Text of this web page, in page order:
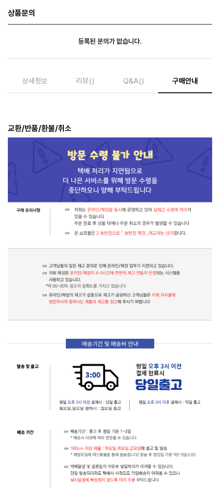
상품문의
등록된 문의가 없습니다.
상세정보 리뷰() Q&A() 구매안내
교환/반품/환불/취소